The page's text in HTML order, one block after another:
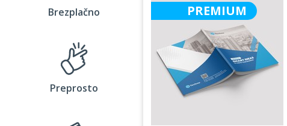
Brezplačno
Preprosto
PREMIUM